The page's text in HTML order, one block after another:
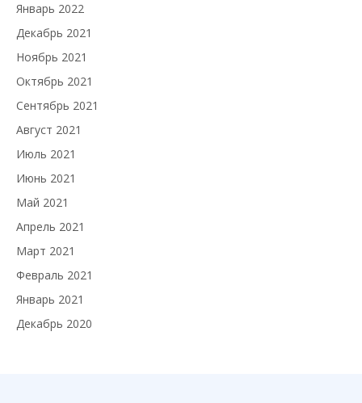
Январь 2022
Декабрь 2021
Ноябрь 2021
Октябрь 2021
Сентябрь 2021
Август 2021
Июль 2021
Июнь 2021
Май 2021
Апрель 2021
Март 2021
Февраль 2021
Январь 2021
Декабрь 2020